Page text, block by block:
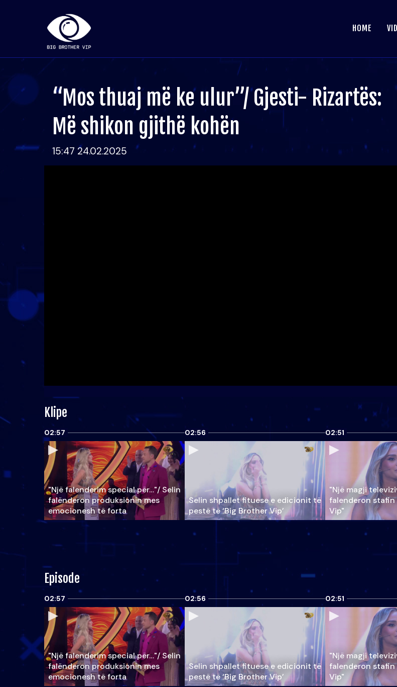
HOME
“Mos thuaj më ke ulur”/ Gjesti- Rizartës:
Më shikon gjithë kohën
15:47 24.02.2025
Klipe
02:57
"Një falenderim special për…"/ Selin
falënderon produksionin mes
emocionesh të forta
02:56
Selin shpallet fituese e edicionit të
pestë të ‘Big Brother Vip’
02:51
"Një magji
falenderon stafin
Vip"
Episode
02:57
"Një falenderim special për…"/ Selin
falënderon produksionin mes
emocionesh të forta
02:56
Selin shpallet fituese e edicionit të
pestë të ‘Big Brother Vip’
02:51
"Një magji
falenderon stafin
Vip"